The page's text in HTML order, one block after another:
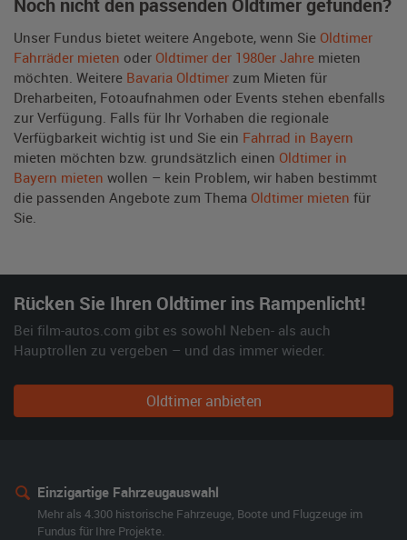
Noch nicht den passenden Oldtimer gefunden?
Unser Fundus bietet weitere Angebote, wenn Sie Oldtimer
Fahrräder mieten oder Oldtimer der 1980er Jahre mieten
möchten. Weitere Bavaria Oldtimer zum Mieten für
Dreharbeiten, Fotoaufnahmen oder Events stehen ebenfalls
zur Verfügung. Falls für Ihr Vorhaben die regionale
Verfügbarkeit wichtig ist und Sie ein Fahrrad in Bayern
mieten möchten bzw. grundsätzlich einen Oldtimer in
Bayern mieten wollen – kein Problem, wir haben bestimmt
die passenden Angebote zum Thema Oldtimer mieten für
Sie.
Rücken Sie Ihren Oldtimer ins Rampenlicht!
Bei film-autos.com gibt es sowohl Neben- als auch
Hauptrollen zu vergeben – und das immer wieder.
Oldtimer anbieten
Einzigartige Fahrzeugauswahl
Mehr als 4.300 historische Fahrzeuge, Boote und Flugzeuge im
Fundus für Ihre Projekte.